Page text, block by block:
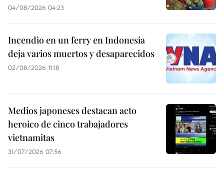
04/08/2026 04:23
Incendio en un ferry en Indonesia
deja varios muertos y desaparecidos
02/08/2026 11:18
Medios japoneses destacan acto
heroico de cinco trabajadores
vietnamitas
31/07/2026 07:56